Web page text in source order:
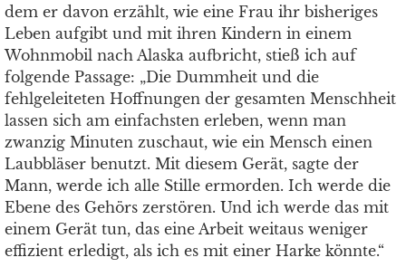
dem er davon erzählt, wie eine Frau ihr bisheriges
Leben aufgibt und mit ihren Kindern in einem
Wohnmobil nach Alaska aufbricht, stieß ich auf
folgende Passage: „Die Dummheit und die
fehlgeleiteten Hoffnungen der gesamten Menschheit
lassen sich am einfachsten erleben, wenn man
zwanzig Minuten zuschaut, wie ein Mensch einen
Laubbläser benutzt. Mit diesem Gerät, sagte der
Mann, werde ich alle Stille ermorden. Ich werde die
Ebene des Gehörs zerstören. Und ich werde das mit
einem Gerät tun, das eine Arbeit weitaus weniger
effizient erledigt, als ich es mit einer Harke könnte.“